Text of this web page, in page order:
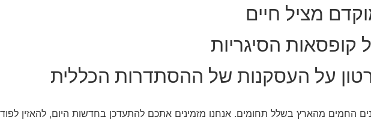
מציל חיים
קופסאות הסיגריות
על העסקנות של ההסתדרות הכללית